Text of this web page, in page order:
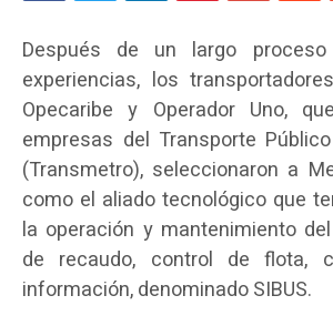
Después de un largo
experiencias, los
Opecaribe y Operador Uno,
empresas del Transporte
(Transmetro), seleccionaron a
como el aliado tecnológico que
la operación y mantenimiento
de recaudo, control de flota,
información, denominado SIBUS.